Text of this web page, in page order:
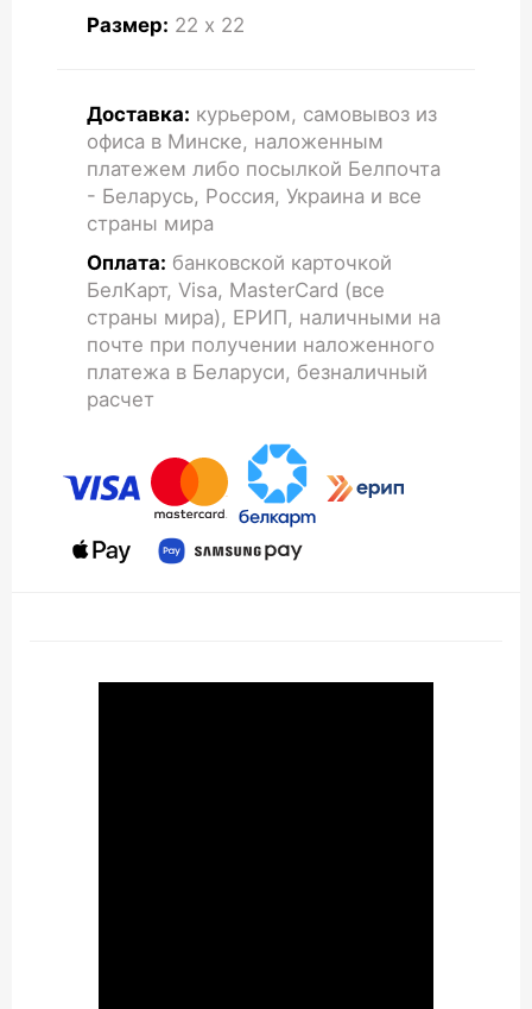
Размер: 22 x 22
Доставка: курьером, самовывоз из
офиса в Минске, наложенным
платежем либо посылкой Белпочта
- Беларусь, Россия, Украина и все
страны мира
Оплата: банковской карточкой
БелКарт, Visa, MasterCard (все
страны мира), ЕРИП, наличными на
почте при получении наложенного
платежа в Беларуси, безналичный
расчет